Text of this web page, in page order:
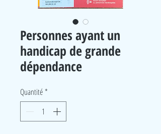
Personnes ayant un
handicap de grande
dépendance
Quantité *